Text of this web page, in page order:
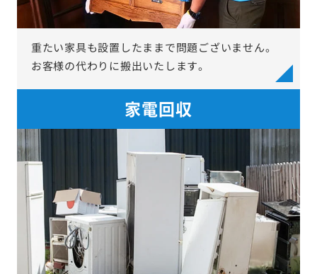
重たい家具も設置したままで問題ございません。
お客様の代わりに搬出いたします。
家電回収